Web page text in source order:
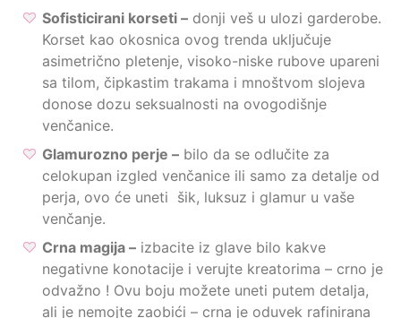
Sofisticirani korseti – donji veš u ulozi garderobe.
Korset kao okosnica ovog trenda uključuje
asimetrično pletenje, visoko-niske rubove upareni
sa tilom, čipkastim trakama i mnoštvom slojeva
donose dozu seksualnosti na ovogodišnje
venčanice.
Glamurozno perje – bilo da se odlučite za
celokupan izgled venčanice ili samo za detalje od
perja, ovo će uneti šik, luksuz i glamur u vaše
venčanje.
Crna magija – izbacite iz glave bilo kakve
negativne konotacije i verujte kreatorima – crno je
odvažno ! Ovu boju možete uneti putem detalja,
ali je nemojte zaobići – crna je oduvek rafinirana